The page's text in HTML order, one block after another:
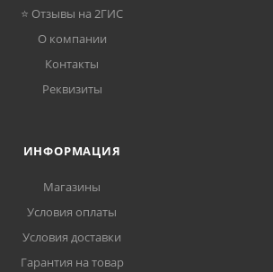
⭐ Отзывы на 2ГИС
О компании
Контакты
Реквизиты
ИНФОРМАЦИЯ
Магазины
Условия оплаты
Условия доставки
Гарантия на товар